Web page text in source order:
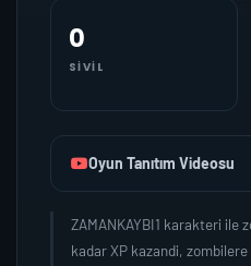
0
SIVIL
Oyun Tanıtım Videosu
ZAMANKAYBI1 karakteri ile
kadar XP kazandi,